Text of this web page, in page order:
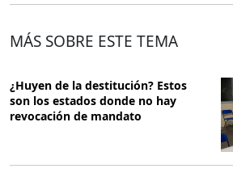
MÁS SOBRE ESTE TEMA
¿Huyen de la destitución? Estos
son los estados donde no hay
revocación de mandato